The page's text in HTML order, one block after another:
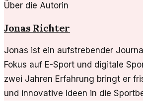
Über die Autorin
Jonas Richter
Jonas ist ein aufstrebender
Fokus auf E-Sport und digitale
zwei Jahren Erfahrung bringt er
und innovative Ideen in die